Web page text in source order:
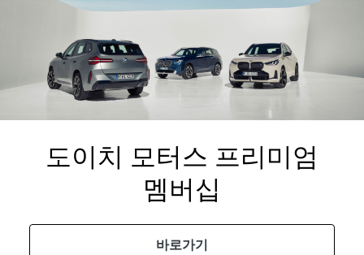
도이치 모터스 프리미엄
멤버십
바로가기